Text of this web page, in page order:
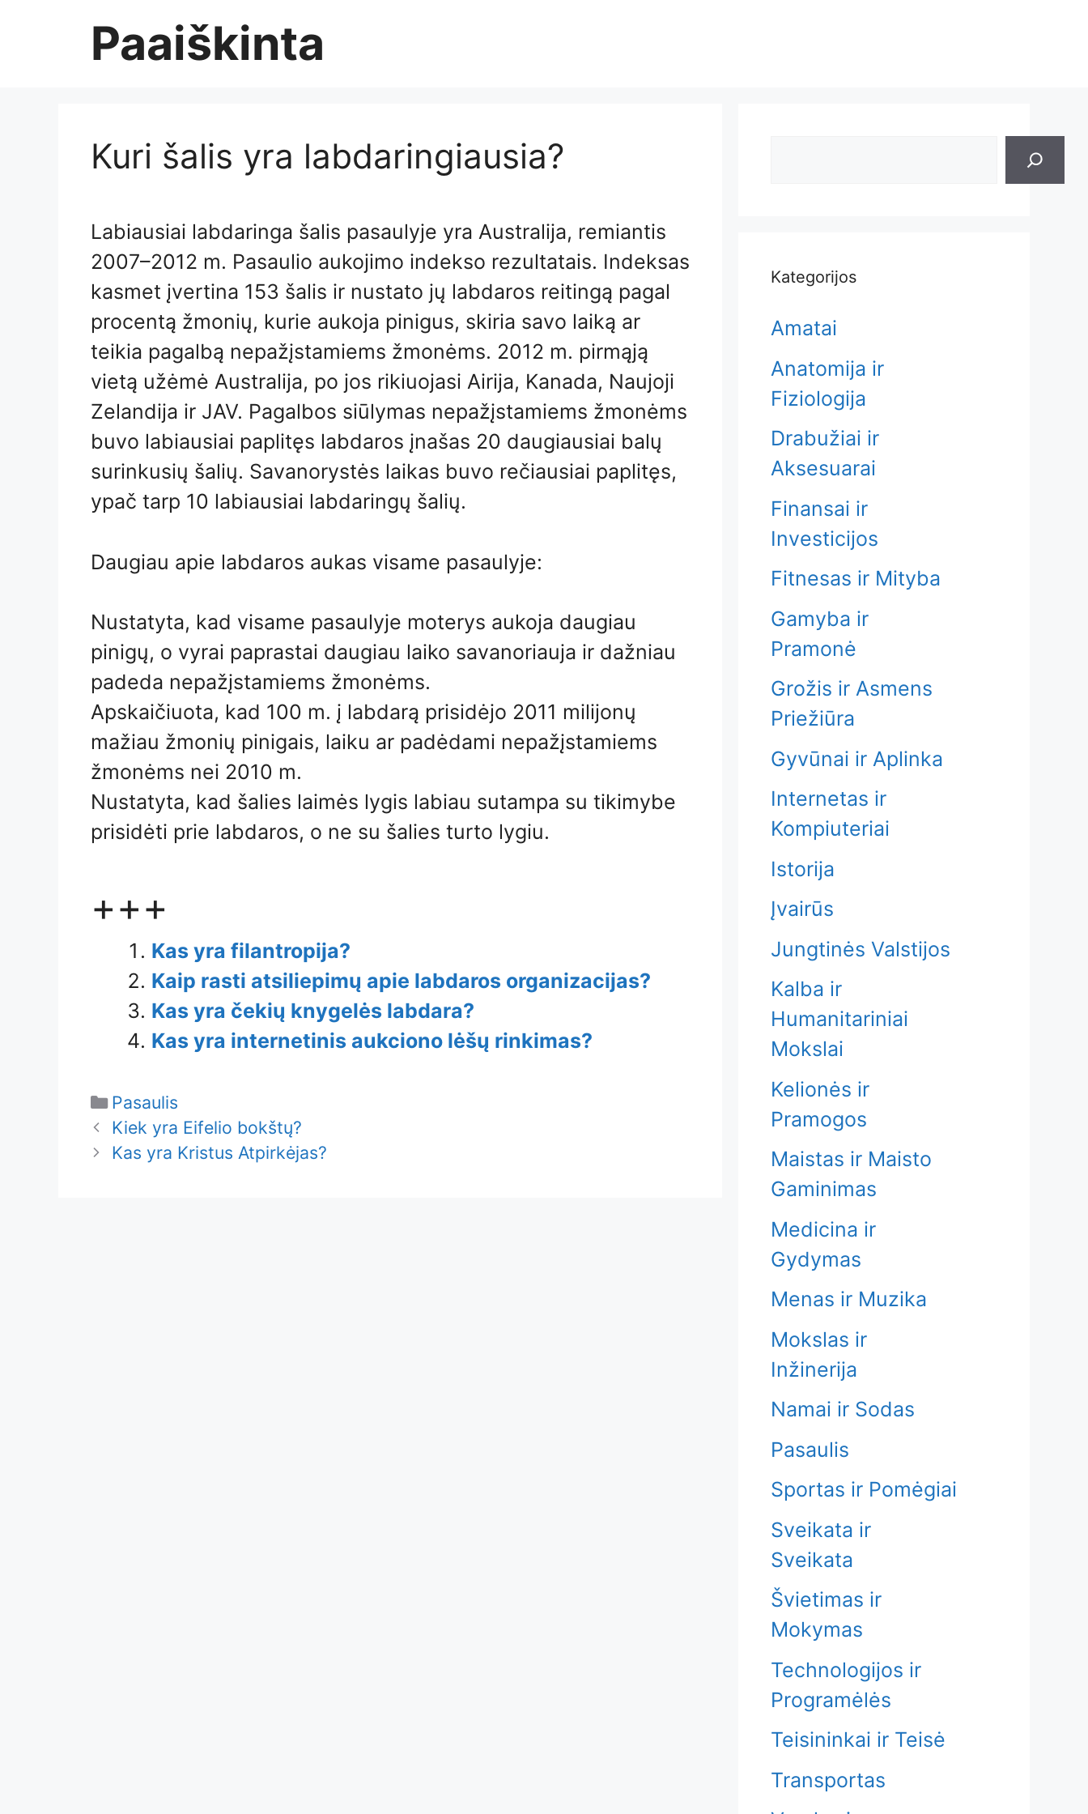
Paaiškinta
Kuri šalis yra labdaringiausia?
Labiausiai labdaringa šalis pasaulyje yra Australija, remiantis
2007–2012 m. Pasaulio aukojimo indekso rezultatais. Indeksas
kasmet įvertina 153 šalis ir nustato jų labdaros reitingą pagal
procentą žmonių, kurie aukoja pinigus, skiria savo laiką ar
teikia pagalbą nepažįstamiems žmonėms. 2012 m. pirmąją
vietą užėmė Australija, po jos rikiuojasi Airija, Kanada, Naujoji
Zelandija ir JAV. Pagalbos siūlymas nepažįstamiems žmonėms
buvo labiausiai paplitęs labdaros įnašas 20 daugiausiai balų
surinkusių šalių. Savanorystės laikas buvo rečiausiai paplitęs,
ypač tarp 10 labiausiai labdaringų šalių.
Daugiau apie labdaros aukas visame pasaulyje:
Nustatyta, kad visame pasaulyje moterys aukoja daugiau
pinigų, o vyrai paprastai daugiau laiko savanoriauja ir dažniau
padeda nepažįstamiems žmonėms.
Apskaičiuota, kad 100 m. į labdarą prisidėjo 2011 milijonų
mažiau žmonių pinigais, laiku ar padėdami nepažįstamiems
žmonėms nei 2010 m.
Nustatyta, kad šalies laimės lygis labiau sutampa su tikimybe
prisidėti prie labdaros, o ne su šalies turto lygiu.
+++
Kas yra filantropija?
Kaip rasti atsiliepimų apie labdaros organizacijas?
Kas yra čekių knygelės labdara?
Kas yra internetinis aukciono lėšų rinkimas?
Categories
Pasaulis
Kiek yra Eifelio bokštų?
Kas yra Kristus Atpirkėjas?
Kategorijos
Amatai
Anatomija ir
Fiziologija
Drabužiai ir
Aksesuarai
Finansai ir
Investicijos
Fitnesas ir Mityba
Gamyba ir
Pramonė
Grožis ir Asmens
Priežiūra
Gyvūnai ir Aplinka
Internetas ir
Kompiuteriai
Istorija
Įvairūs
Jungtinės Valstijos
Kalba ir
Humanitariniai
Mokslai
Kelionės ir
Pramogos
Maistas ir Maisto
Gaminimas
Medicina ir
Gydymas
Menas ir Muzika
Mokslas ir
Inžinerija
Namai ir Sodas
Pasaulis
Sportas ir Pomėgiai
Sveikata ir
Sveikata
Švietimas ir
Mokymas
Technologijos ir
Programėlės
Teisininkai ir Teisė
Transportas